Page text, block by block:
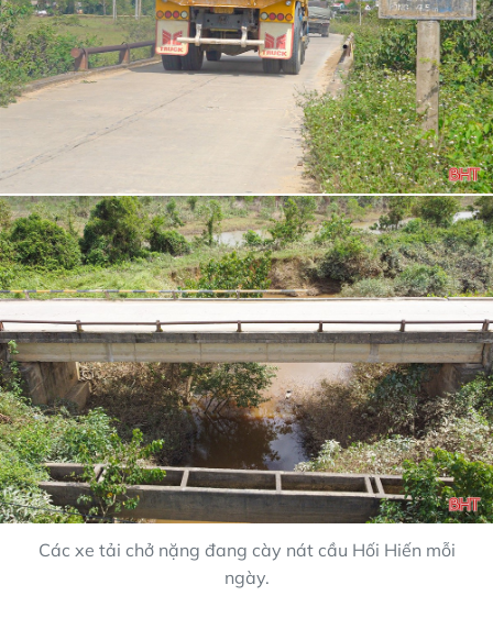
Các xe tải chở nặng đang cày nát cầu Hối Hiến mỗi
ngày.